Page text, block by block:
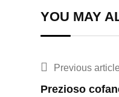
YOU MAY
Previous article
Prezioso